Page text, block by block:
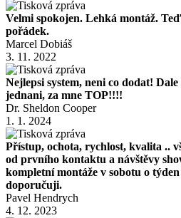
Velmi spokojen. Lehká montáž.
pořádek.
Marcel Dobiáš
3. 11. 2022
Nejlepsi system, neni co dodat!
jednani, za mne TOP!!!!
Dr. Sheldon Cooper
1. 1. 2024
Přístup, ochota, rychlost, kvalita ..
od prvního kontaktu a návštěvy
kompletní montáže v sobotu o
doporučuji.
Pavel Hendrych
4. 12. 2023